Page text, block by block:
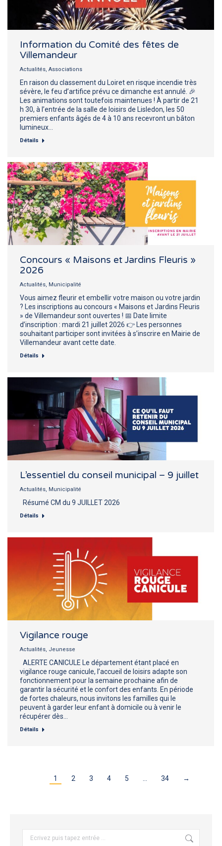
Information du Comité des fêtes de
Villemandeur
Actualités, Associations
En raison du classement du Loiret en risque incendie très
sévère, le feu d’artifice prévu ce dimanche est annulé. 🎉
Les animations sont toutefois maintenues ! À partir de 21
h 30, à l’entrée de la salle de loisirs de Lisledon, les 50
premiers enfants âgés de 4 à 10 ans recevront un bâton
lumineux…
Détails
Concours « Maisons et Jardins Fleuris »
2026
Actualités, Municipalité
Vous aimez fleurir et embellir votre maison ou votre jardin
? Les inscriptions au concours « Maisons et Jardins Fleuris
» de Villemandeur sont ouvertes ! 📅 Date limite
d’inscription : mardi 21 juillet 2026 👉 Les personnes
souhaitant participer sont invitées à s’inscrire en Mairie de
Villemandeur avant cette date.
Détails
L’essentiel du conseil municipal – 9 juillet
Actualités, Municipalité
Résumé CM du 9 JUILLET 2026
Détails
Vigilance rouge
Actualités, Jeunesse
ALERTE CANICULE Le département étant placé en
vigilance rouge canicule, l’accueil de loisirs adapte son
fonctionnement pour la semaine prochaine afin de
garantir la sécurité et le confort des enfants. En période
de fortes chaleurs, nous invitons les familles qui le
peuvent à garder leur enfant à domicile ou à venir le
récupérer dès…
Détails
1 2 3 4 5 34 →